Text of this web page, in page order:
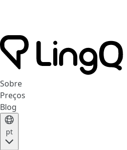
Sobre
Preços
Blog
pt